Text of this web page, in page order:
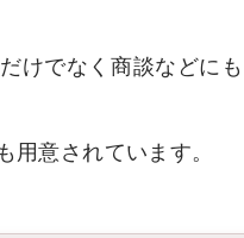
けでなく商談などにも
意されています。